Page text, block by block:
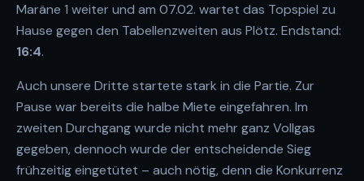
Maräne 1 weiter und am 07.02. wartet das Topspiel zu
Hause gegen den Tabellenzweiten aus Plötz. Endstand:
16:4.
Auch unsere Dritte startete stark in die Partie. Zur
Pause war bereits die halbe Miete eingefahren. Im
zweiten Durchgang wurde nicht mehr ganz Vollgas
gegeben, dennoch wurde der entscheidende Sieg
frühzeitig eingetütet – auch nötig, denn die Konkurrenz